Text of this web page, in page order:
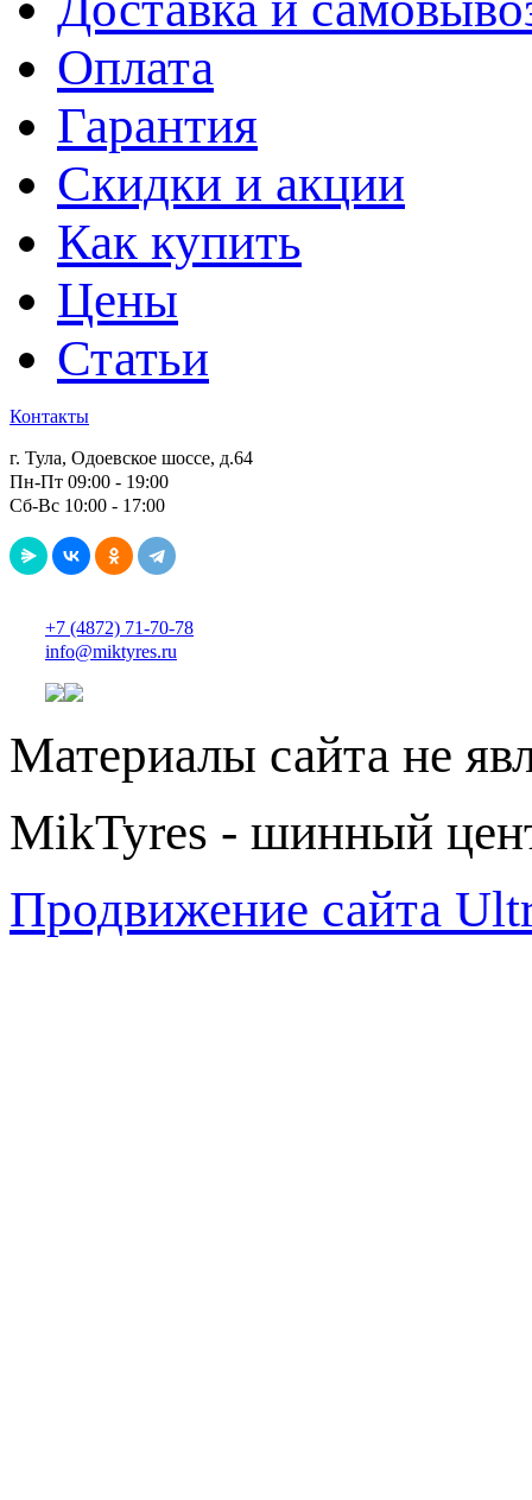
Оплата
Гарантия
Скидки и акции
Как купить
Цены
Статьи
Контакты
г. Тула, Одоевское шоссе, д.64
Пн-Пт 09:00 - 19:00
Сб-Вс 10:00 - 17:00
+7 (4872) 71-70-78
info@miktyres.ru
Материалы сайта не
MikTyres - шинный
Продвижение сайта